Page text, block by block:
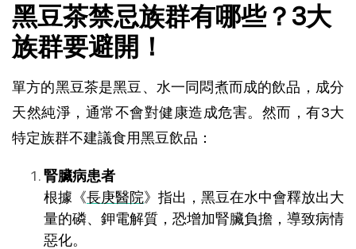
黑豆茶禁忌族群有哪些？3大
族群要避開！
單方的黑豆茶是黑豆、水一同悶煮而成的飲品，成分
天然純淨，通常不會對健康造成危害。然而，有3大
特定族群不建議食用黑豆飲品：
腎臟病患者
根據《長庚醫院》指出，黑豆在水中會釋放出大
量的磷、鉀電解質，恐增加腎臟負擔，導致病情
惡化。